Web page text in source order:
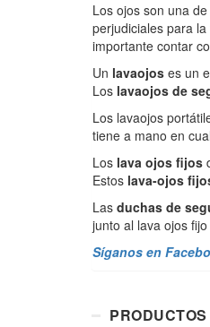
Los ojos son una
perjudiciales para
importante contar
Un lavaojos es un
Los lavaojos de
Los lavaojos
tiene a mano en
Los lava ojos fijos
Estos lava-ojos
Las duchas de
junto al lava ojos
Síganos en